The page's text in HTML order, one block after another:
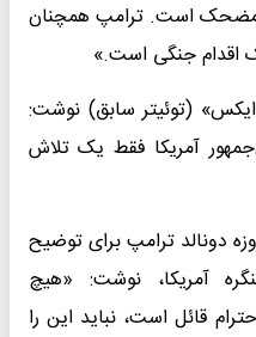
است. ترامپ همچنان
اقدام جنگی است.»
(توئیتر سابق) نوشت:
آمریکا فقط یک تلاش
در واکنش به ضرب‌الاجل ۶۰ روزه دونالد ترامپ برای توضیح
آمریکا، نوشت: «هیچ
قائل است، نباید این را